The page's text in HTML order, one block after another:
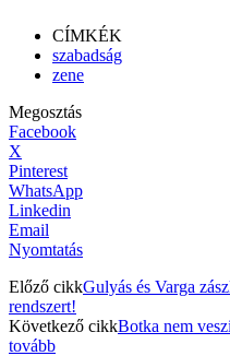
CÍMKÉK
szabadság
zene
Megosztás
Facebook
X
Pinterest
WhatsApp
Linkedin
Email
Nyomtatás
Előző cikkGulyás és Varga
rendszert!
Következő cikkBotka nem
tovább